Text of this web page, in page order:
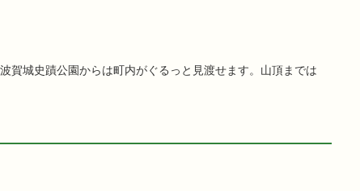
賀城史蹟公園からは町内がぐるっと見渡せます。山頂までは